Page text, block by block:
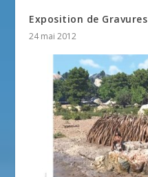
Exposition de Gravures
24 mai 2012